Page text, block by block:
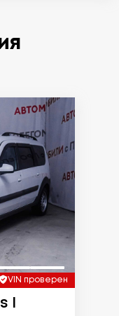
VIN проверен
I